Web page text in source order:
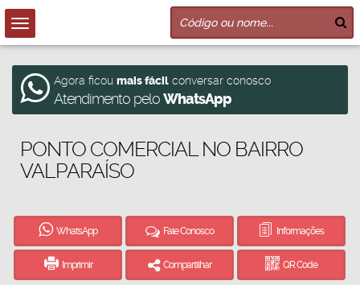
Agora ficou mais fácil conversar conosco
Atendimento peloWhatsApp
PONTO COMERCIAL NO BAIRRO
VALPARAÍSO
WhatsApp Fale Conosco Informações
Imprimir Compartilhar QR Code